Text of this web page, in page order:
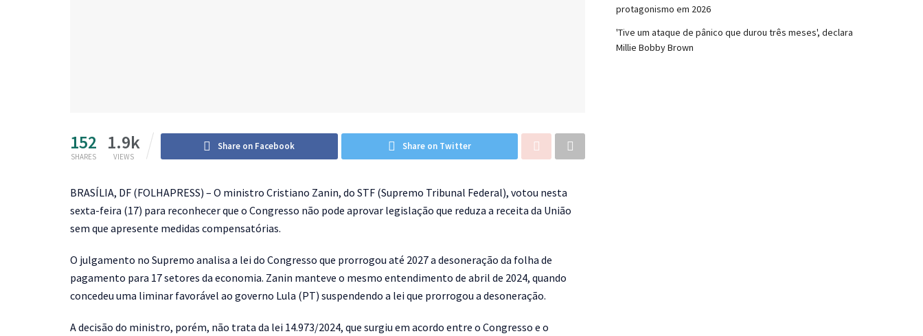
152
SHARES
1.9k
VIEWS
Share on Facebook Share on Twitter
BRASÍLIA, DF (FOLHAPRESS) – O ministro Cristiano Zanin, do STF (Supremo Tribunal Federal), votou nesta
sexta-feira (17) para reconhecer que o Congresso não pode aprovar legislação que reduza a receita da União
sem que apresente medidas compensatórias.
O julgamento no Supremo analisa a lei do Congresso que prorrogou até 2027 a desoneração da folha de
pagamento para 17 setores da economia. Zanin manteve o mesmo entendimento de abril de 2024, quando
concedeu uma liminar favorável ao governo Lula (PT) suspendendo a lei que prorrogou a desoneração.
A decisão do ministro, porém, não trata da lei 14.973/2024, que surgiu em acordo entre o Congresso e o
protagonismo em 2026
'Tive um ataque de pânico que durou três meses', declara
Millie Bobby Brown